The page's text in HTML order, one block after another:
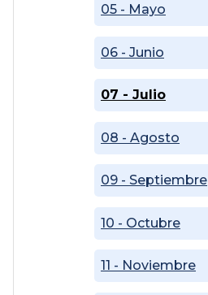
05 - Mayo
06 - Junio
07 - Julio
08 - Agosto
09 - Septiembre
10 - Octubre
11 - Noviembre